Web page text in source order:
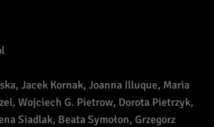
Jacek Kornak, Joanna Illuque, Maria
Wojciech G. Pietrow, Dorota Pietrzyk,
Siadlak, Beata Symołon, Grzegorz